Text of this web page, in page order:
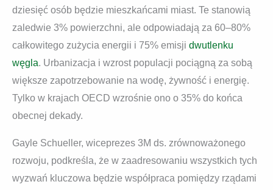
dziesięć osób będzie mieszkańcami miast. Te stanowią
zaledwie 3% powierzchni, ale odpowiadają za 60–80%
całkowitego zużycia energii i 75% emisji dwutlenku
węgla. Urbanizacja i wzrost populacji pociągną za sobą
większe zapotrzebowanie na wodę, żywność i energię.
Tylko w krajach OECD wzrośnie ono o 35% do końca
obecnej dekady.
Gayle Schueller, wiceprezes 3M ds. zrównoważonego
rozwoju, podkreśla, że w zaadresowaniu wszystkich tych
wyzwań kluczowa będzie współpraca pomiędzy rządami